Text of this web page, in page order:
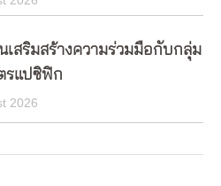
เสริมสร้างความร่วมมือกับกลุ่ม
รแปซิฟิก
2026